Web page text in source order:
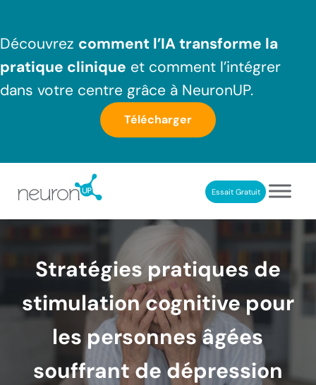
Découvrez comment l’IA transforme la
pratique clinique et comment l’intégrer
dans votre centre grâce à NeuronUP.
Télécharger
Essait Gratuit
Stratégies pratiques de
stimulation cognitive pour
les personnes âgées
souffrant de dépression